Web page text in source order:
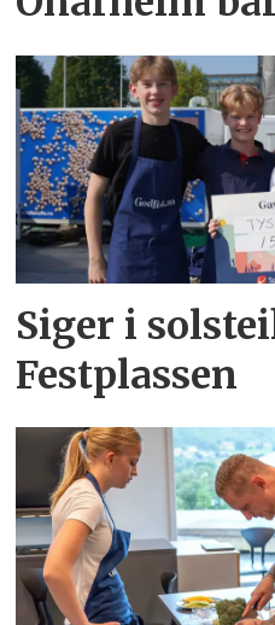
Siger i
Festplassen